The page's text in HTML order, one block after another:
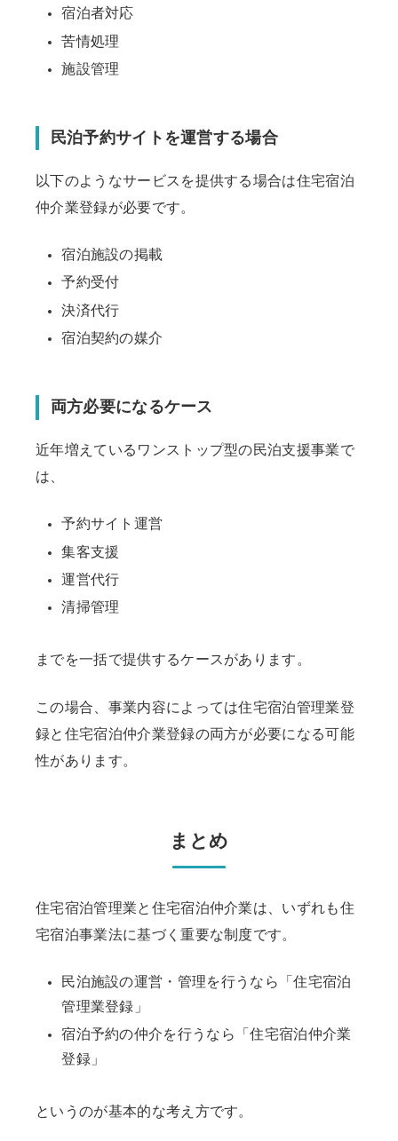
宿泊者対応
苦情処理
施設管理
民泊予約サイトを運営する場合
以下のようなサービスを提供する場合は住宅宿泊
仲介業登録が必要です。
宿泊施設の掲載
予約受付
決済代行
宿泊契約の媒介
両方必要になるケース
近年増えているワンストップ型の民泊支援事業で
は、
予約サイト運営
集客支援
運営代行
清掃管理
までを一括で提供するケースがあります。
この場合、事業内容によっては住宅宿泊管理業登
録と住宅宿泊仲介業登録の両方が必要になる可能
性があります。
まとめ
住宅宿泊管理業と住宅宿泊仲介業は、いずれも住
宅宿泊事業法に基づく重要な制度です。
民泊施設の運営・管理を行うなら「住宅宿泊
管理業登録」
宿泊予約の仲介を行うなら「住宅宿泊仲介業
登録」
というのが基本的な考え方です。